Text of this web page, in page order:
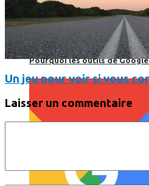
Print’Minute
Print'Minute
Pourquoi les outils de
Un jeu pour voir si vous
Laisser un commentaire